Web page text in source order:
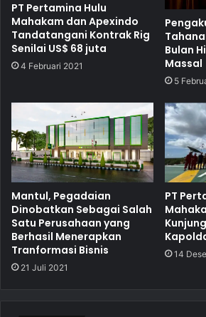
PT Pertamina Hulu
Mahakam dan Apexindo
Tandatangani Kontrak Rig
Senilai US$ 68 juta
4 Februari 2021
Bulan
Massal
5
Mantul, Pegadaian
Dinobatkan Sebagai Salah
Satu Perusahaan yang
Berhasil Menerapkan
Tranformasi Bisnis
21 Juli 2021
PT
14